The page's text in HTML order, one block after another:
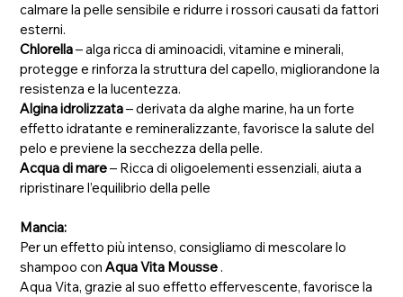
calmare la pelle sensibile e ridurre i rossori causati da fattori
esterni.
Chlorella– alga ricca di aminoacidi, vitamine e minerali,
protegge e rinforza la struttura del capello, migliorandone la
resistenza e la lucentezza.
Algina idrolizzata– derivata da alghe marine, ha un forte
effetto idratante e remineralizzante, favorisce la salute del
pelo e previene la secchezza della pelle.
Acqua di mare– Ricca di oligoelementi essenziali, aiuta a
ripristinare l’equilibrio della pelle
Mancia:
Per un effetto più intenso, consigliamo di mescolare lo
shampoo conAqua Vita Mousse .
Aqua Vita, grazie al suo effetto effervescente, favorisce la